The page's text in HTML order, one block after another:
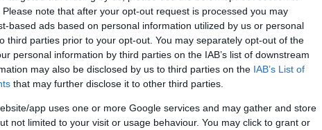
note that after your opt-out request is processed you may
based ads based on personal information utilized by us or personal
third parties prior to your opt-out. You may separately opt-out of the
personal information by third parties on the IAB’s list of downstream
may also be disclosed by us to third parties on the IAB’s List of
that may further disclose it to other third parties.
app uses one or more Google services and may gather and store
not limited to your visit or usage behaviour. You may click to grant or
a napot, megjelent ugyanis a
kollekcióját bemutató és
modell látható.A most